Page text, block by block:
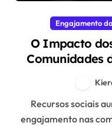
Engajamento
O Impacto
Comunidades
Recursos sociais aumentam significativamente o
engajamento nas